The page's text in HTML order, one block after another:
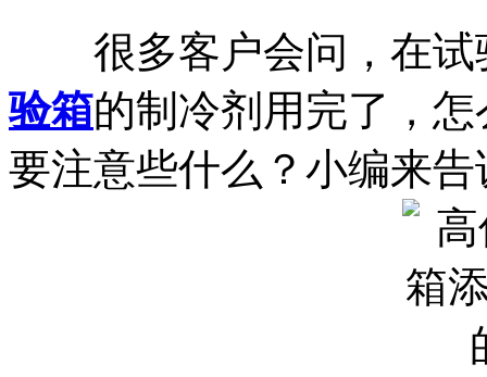
很多客户会问，在试
验箱的制冷剂用完了，
要注意些什么？小编来告